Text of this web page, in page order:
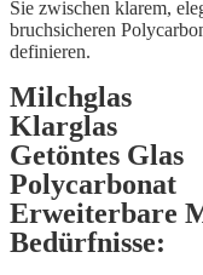
Sie zwischen klarem,
bruchsicheren
definieren.
Milchglas
Klarglas
Getöntes Glas
Polycarbonat
Erweiterbare
Bedürfnisse: